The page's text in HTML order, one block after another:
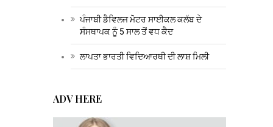
ਪੰਜਾਬੀ ਡੈਵਿਲਜ ਮੋਟਰ ਸਾਈਕਲ ਕਲੱਬ ਦੇ
ਸੰਸਥਾਪਕ ਨੂੰ 5 ਸਾਲ ਤੋਂ ਵਧ ਕੈਦ
ਲਾਪਤਾ ਭਾਰਤੀ ਵਿਦਿਆਰਥੀ ਦੀ ਲਾਸ਼ ਮਿਲੀ
ADV HERE